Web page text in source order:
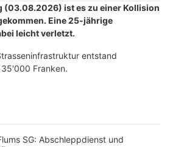
(03.08.2026) ist es zu einer Kollision
Eine 25-jährige
leicht verletzt.
entstand
Franken.